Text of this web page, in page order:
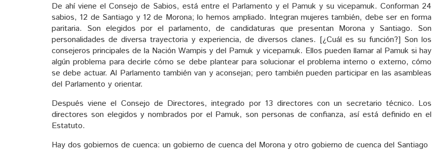
De ahí viene el Consejo de Sabios, está entre el Parlamento y el Pamuk y su vicepamuk. Conforman 24
sabios, 12 de Santiago y 12 de Morona; lo hemos ampliado. Integran mujeres también, debe ser en forma
paritaria. Son elegidos por el parlamento, de candidaturas que presentan Morona y Santiago. Son
personalidades de diversa trayectoria y experiencia, de diversos clanes. [¿Cuál es su función?] Son los
consejeros principales de la Nación Wampis y del Pamuk y vicepamuk. Ellos pueden llamar al Pamuk si hay
algún problema para decirle cómo se debe plantear para solucionar el problema interno o externo, cómo
se debe actuar. Al Parlamento también van y aconsejan; pero también pueden participar en las asambleas
del Parlamento y orientar.
Después viene el Consejo de Directores, integrado por 13 directores con un secretario técnico. Los
directores son elegidos y nombrados por el Pamuk, son personas de confianza, así está definido en el
Estatuto.
Hay dos gobiernos de cuenca: un gobierno de cuenca del Morona y otro gobierno de cuenca del Santiago